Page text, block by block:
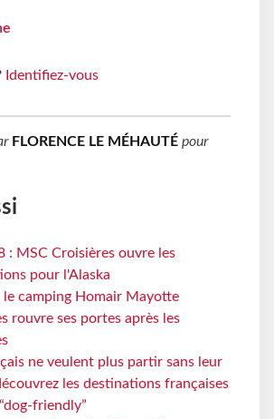
Identifiez-vous
FLORENCE LE MÉHAUTÉ pour
: MSC Croisières ouvre les
pour l'Alaska
le camping Homair Mayotte
rouvre ses portes après les
ne veulent plus partir sans leur
les destinations françaises
friendly”